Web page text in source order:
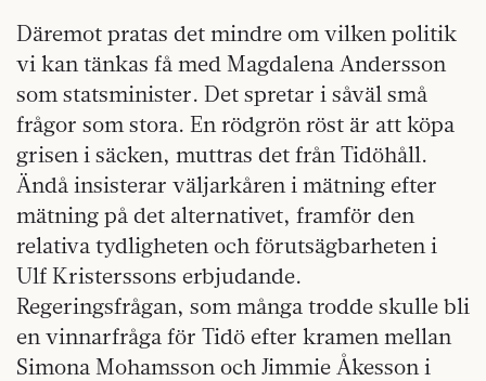
Däremot pratas det mindre om vilken politik
vi kan tänkas få med Magdalena Andersson
som statsminister. Det spretar i såväl små
frågor som stora. En rödgrön röst är att köpa
grisen i säcken, muttras det från Tidöhåll.
Ändå insisterar väljarkåren i mätning efter
mätning på det alternativet, framför den
relativa tydligheten och förutsägbarheten i
Ulf Kristerssons erbjudande.
Regeringsfrågan, som många trodde skulle bli
en vinnarfråga för Tidö efter kramen mellan
Simona Mohamsson och Jimmie Åkesson i